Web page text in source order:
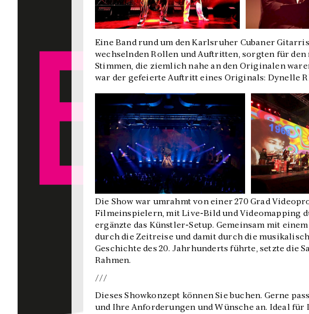
Eine Band rund um den Karlsruher Cubaner
wechselnden Rollen und Auftritten, sorgten für
Stimmen, die ziemlich nahe an den Originalen
war der gefeierte Auftritt eines Originals: Dynelle
Die Show war umrahmt von einer 270 Grad
Filmeinspielern, mit Live-Bild und Videomapping
ergänzte das Künstler-Setup. Gemeinsam mit
durch die Zeitreise und damit durch die
Geschichte des 20. Jahrhunderts führte, setzte die
Rahmen.
///
Dieses Showkonzept können Sie buchen. Gerne
und Ihre Anforderungen und Wünsche an. Ideal